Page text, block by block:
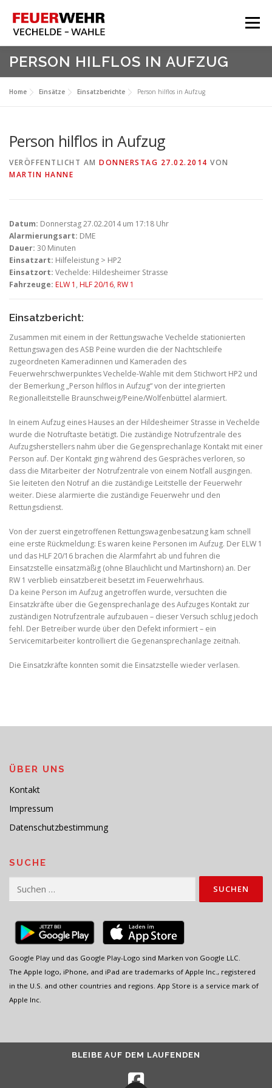
Inhalt
springen
Menü
HOME
PERSON HILFLOS IN AUFZUG
Home Einsätze Einsatzberichte Person hilflos in Aufzug
Person hilflos in Aufzug
VERÖFFENTLICHT AM DONNERSTAG 27.02.2014 VON
MARTIN HANNE
Datum: Donnerstag 27.02.2014 um 17:18 Uhr
Alarmierungsart: DME
Dauer: 30 Minuten
Einsatzart: Hilfeleistung > HP2
Einsatzort: Vechelde: Hildesheimer Strasse
Fahrzeuge: ELW 1 , HLF 20/16, RW 1
Einsatzbericht:
Zusammen mit einem in der Rettungswache Vechelde stationierten
Rettungswagen des ASB Peine wurden die der Nachtschleife
zugeordneten Kameradinnen und Kameraden des
Feuerwehrschwerpunktes Vechelde-Wahle mit dem Stichwort HP2 und
der Bemerkung „Person hilflos in Aufzug“ von der integrierten
Regionalleitstelle Braunschweig/Peine/Wolfenbüttel alarmiert.
In einem Aufzug eines Hauses an der Hildesheimer Strasse in Vechelde
wurde die Notruftaste betätigt. Die zuständige Notrufzentrale des
Aufzugsherstellers nahm über die Gegensprechanlage Kontakt mit einer
Person auf. Der Kontakt ging während des Gespräches verloren, so
dass die Mitarbeiter der Notrufzentrale von einem Notfall ausgingen.
Sie leiteten den Notruf an die zuständige Leitstelle der Feuerwehr
weiter. Diese alarmierte die zuständige Feuerwehr und den
Rettungsdienst.
Von der zuerst eingetroffenen Rettungswagenbesatzung kam schnell
eine erste Rückmeldung: Es waren keine Personen im Aufzug. Der ELW 1
und das HLF 20/16 brachen die Alarmfahrt ab und fuhren die
Einsatzstelle einsatzmäßig (ohne Blauchlicht und Martinshorn) an. Der
RW 1 verblieb einsatzbereit besetzt im Feuerwehrhaus.
Da keine Person im Aufzug angetroffen wurde, versuchten die
Einsatzkräfte über die Gegensprechanlage des Aufzuges Kontakt zur
zuständigen Notrufzentrale aufzubauen – dieser Versuch schlug jedoch
fehl. Der Betreiber wurde über den Defekt informiert – ein
Servicemitarbeiter kontrolliert die Gegenansprechanlage zeitnah.
Die Einsatzkräfte konnten somit die Einsatzstelle wieder verlasen.
ÜBER UNS
Kontakt
Impressum
Datenschutzbestimmung
SUCHE
Google Play und das Google Play-Logo sind Marken von Google LLC.
The Apple logo, iPhone, and iPad are trademarks of Apple Inc., registered
in the U.S. and other countries and regions. App Store is a service mark of
Apple Inc.
BLEIBE AUF DEM LAUFENDEN